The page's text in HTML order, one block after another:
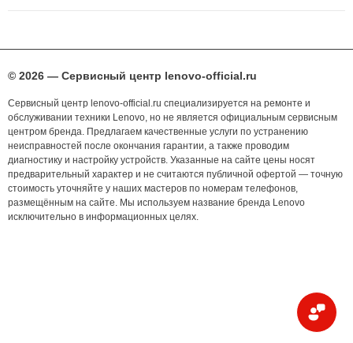
© 2026 — Сервисный центр lenovo-official.ru
Сервисный центр lenovo-official.ru специализируется на ремонте и
обслуживании техники Lenovo, но не является официальным сервисным
центром бренда. Предлагаем качественные услуги по устранению
неисправностей после окончания гарантии, а также проводим
диагностику и настройку устройств. Указанные на сайте цены носят
предварительный характер и не считаются публичной офертой — точную
стоимость уточняйте у наших мастеров по номерам телефонов,
размещённым на сайте. Мы используем название бренда Lenovo
исключительно в информационных целях.